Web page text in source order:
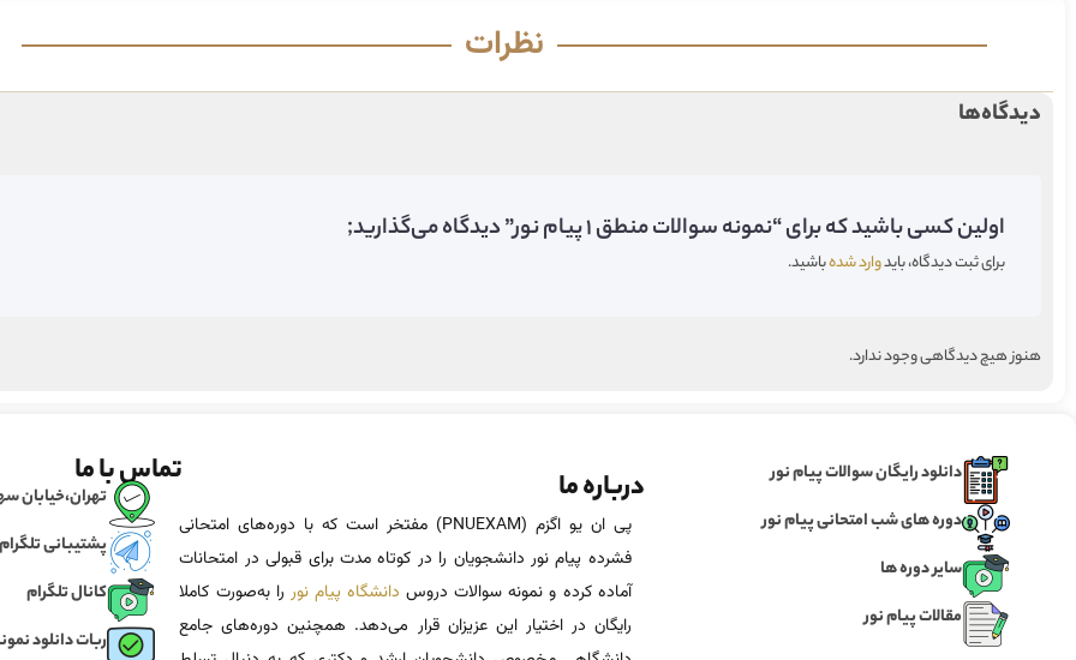
نظرات
دیدگاه‌ها
اولین کسی باشید که برای “نمونه سوالات منطق ۱ پیام نور” دیدگاه می‌گذارید;
برای ثبت دیدگاه، بایدوارد شدهباشید.
هنوز هیچ دیدگاهی وجود ندارد.
دانلود رایگان سوالات پیام نور
دوره های شب امتحانی پیام نور
سایر دوره ها
مقالات پیام نور
درباره ما
پی ان یو اگزم (PNUEXAM) مفتخر است که با دوره‌های امتحانی
فشرده پیام نور دانشجویان را در کوتاه مدت برای قبولی در امتحانات
آماده‌ کرده و نمونه سوالات دروس دانشگاه پیام نور را به‌صورت کاملا
رایگان در اختیار این عزیزان قرار می‌دهد. همچنین دوره‌های جامع
تماس با ما
تهران،خیابان
پشتیبانی تلگرام
کانال تلگرام
ربات دانلود